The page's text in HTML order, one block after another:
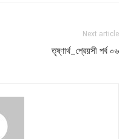
Next article
তৃষ্ণার্থ_প্রেয়সী পর্ব ০৬